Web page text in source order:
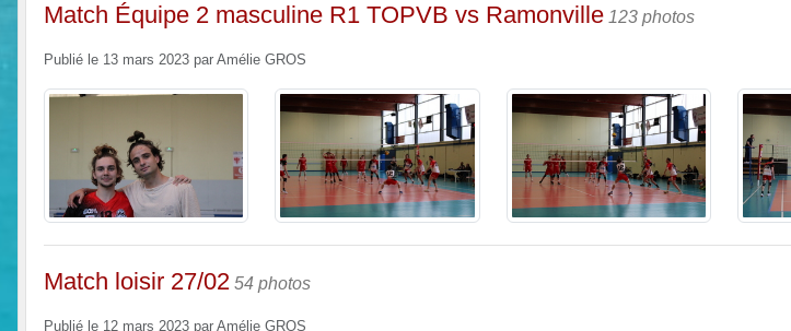
Match Équipe 2 masculine R1 TOPVB vs Ramonville 123 photos
Publié le 13 mars 2023 par Amélie GROS
Match loisir 27/02 54 photos
Publié le 12 mars 2023 par Amélie GROS